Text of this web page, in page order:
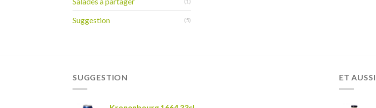
Suggestion (5)
SUGGESTION ET AUSSI